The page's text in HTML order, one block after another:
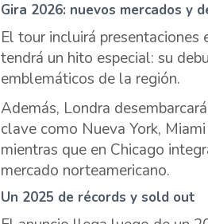
Gira 2026: nuevos mercados y
El tour incluirá presentaciones
tendrá un hito especial: su
emblemáticos de la región.
Además, Londra
clave como Nueva York,
mientras que en Chicago
mercado norteamericano.
Un 2025 de récords y sold out